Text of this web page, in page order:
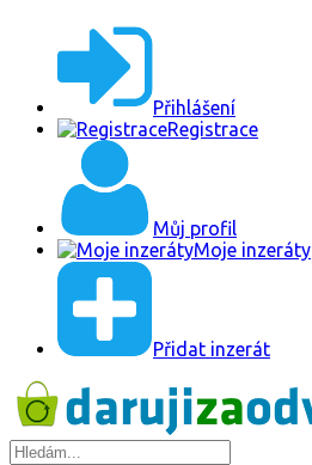
Přihlášení
Registrace
Můj profil
Moje inzeráty
Přidat inzerát